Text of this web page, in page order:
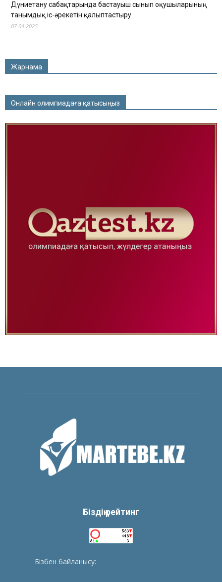
Дүниетану сабақтарында бастауыш сынып оқушыларының
танымдық іс-әрекетін қалыптастыру
07.04.2025
Жарнама
Онлайн олимпиадаға қатысыңыз
Біздің рейтинг
Бізбен байланысу: